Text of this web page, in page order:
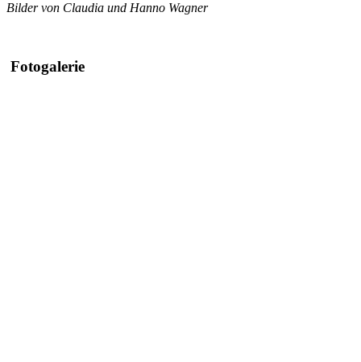
Bilder von Claudia und Hanno Wagner
Fotogalerie